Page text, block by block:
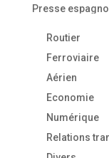
Presse
Routier
Ferroviaire
Aérien
Economie
Numérique
Relations